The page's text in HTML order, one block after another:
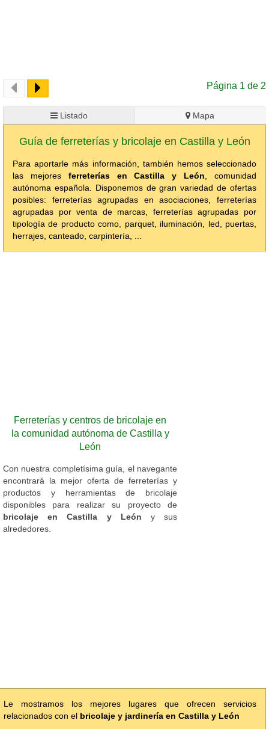
Página 1 de 2
Listado Mapa
Guía de ferreterías y bricolaje en Castilla y León
Para aportarle más información, también hemos seleccionado
las mejores ferreterías en Castilla y León , comunidad
autónoma española. Disponemos de gran variedad de ofertas
posibles: ferreterías agrupadas en asociaciones, ferreterías
agrupadas por venta de marcas, ferreterías agrupadas por
tipología de producto como, parquet, iluminación, led, puertas,
herrajes, canteado, carpintería, ...
Ferreterías y centros de bricolaje en
la comunidad autónoma de Castilla y
León
Con nuestra completísima guía, el navegante
encontrará la mejor oferta de ferreterías y
productos y herramientas de bricolaje
disponibles para realizar su proyecto de
bricolaje en Castilla y León y sus
alrededores.
Le mostramos los mejores lugares que ofrecen servicios
relacionados con el bricolaje y jardinería en Castilla y León